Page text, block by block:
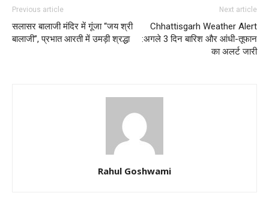
Previous article
सलासर बालाजी मंदिर में गूंजा “जय श्री
बालाजी”, प्रभात आरती में उमड़ी श्रद्धा
Next article
Chhattisgarh Weather Alert
:अगले 3 दिन बारिश और आंधी-तूफान
का अलर्ट जारी
Rahul Goshwami